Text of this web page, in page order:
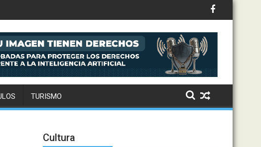
viernes a la Ciudad de México
TURISMO
Cultura